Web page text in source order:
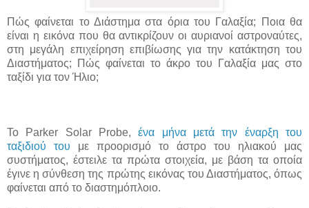
Πώς φαίνεται το Διάστημα στα όρια του Γαλαξία; Ποια θα
είναι η εικόνα που θα αντικρίζουν οι αυριανοί αστροναύτες,
στη μεγάλη επιχείρηση επιβίωσης για την κατάκτηση του
Διαστήματος; Πώς φαίνεται το άκρο του Γαλαξία μας στο
ταξίδι για τον Ήλιο;
Το Parker Solar Probe,ένα μήνα μετά την έναρξη του
ταξιδιού του με προορισμό το άστρο του ηλιακού μας
συστήματος, έστειλε τα πρώτα στοιχεία, με βάση τα οποία
έγινε η σύνθεση της πρώτης εικόνας του Διαστήματος, όπως
φαίνεται από το διαστημόπλοιο.